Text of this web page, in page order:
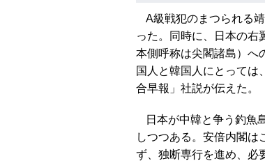
A級戦犯のまつられる
った。同時に、日本の右
本側呼称は尖閣諸島）へ
国人と韓国人にとっては
合早報」社説が伝えた。
日本が中韓と争う釣魚
しつつある。安倍内閣は
ず、独断専行を進め、必